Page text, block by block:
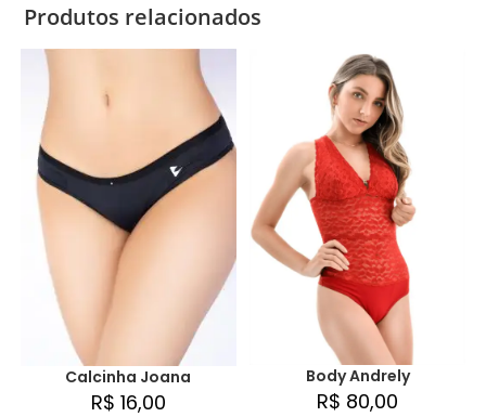
Produtos relacionados
Calcinha Joana
R$ 16,00
Body Andrely
R$ 80,00